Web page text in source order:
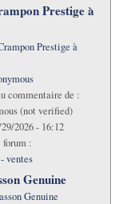
Prestige à
Prestige à
commentaire de :
(not verified)
2026 - 16:12
forum :
ventes
Genuine
Genuine